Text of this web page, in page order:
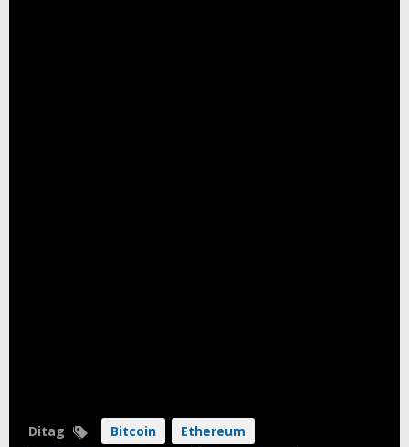
Ditag Bitcoin
Ethereum